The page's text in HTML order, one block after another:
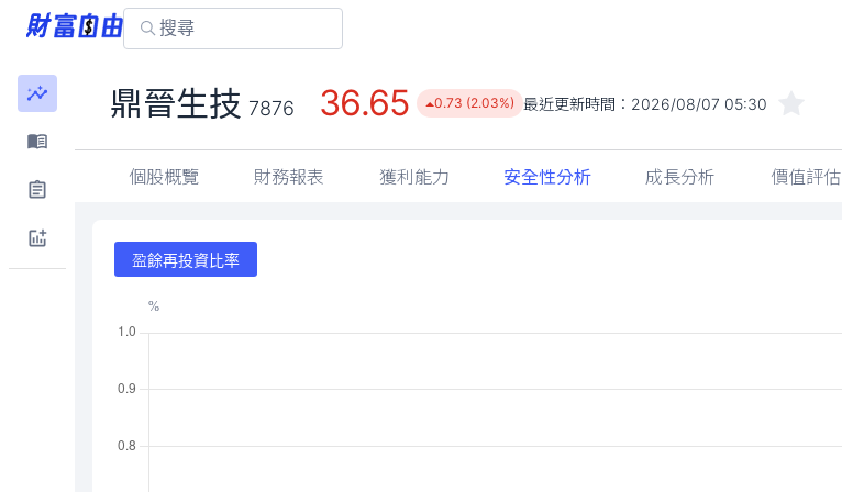
鼎晉生技 7876 36.65 0.73 (2.03%) 最近更新時間： 2026/08/07 05:30
個股概覽 財務報表 獲利能力 安全性分析 成長分析 價值評估
盈餘再投資比率